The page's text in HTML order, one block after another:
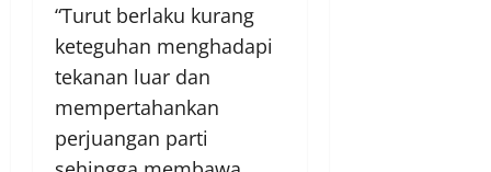
“Turut berlaku kurang
keteguhan menghadapi
tekanan luar dan
mempertahankan
perjuangan parti